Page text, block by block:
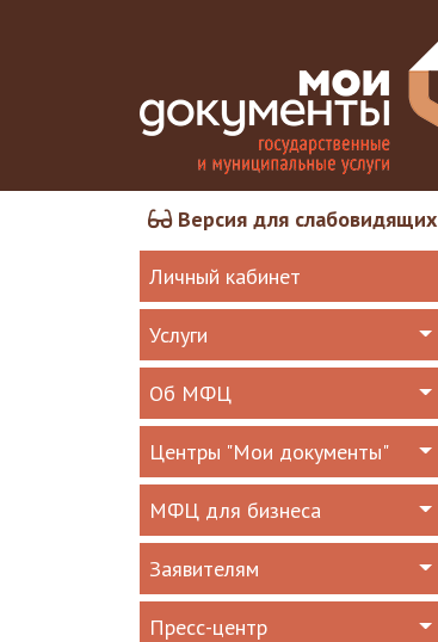
Версия для слабовидящих
Личный кабинет
Услуги
Об МФЦ
Центры "Мои документы"
МФЦ для бизнеса
Заявителям
Пресс-центр